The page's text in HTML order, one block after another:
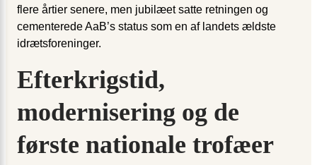
flere årtier senere, men jubilæet satte retningen og
cementerede AaB’s status som en af landets ældste
idrætsforeninger.
Efterkrigstid,
modernisering og de
første nationale trofæer